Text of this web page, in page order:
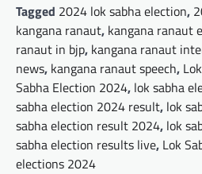
Tagged 2024 lok sabha election,
kangana ranaut, kangana ranaut
ranaut in bjp, kangana ranaut
news, kangana ranaut speech,
Sabha Election 2024, lok sabha
sabha election 2024 result, lok
sabha election result 2024, lok
sabha election results live, Lok
elections 2024